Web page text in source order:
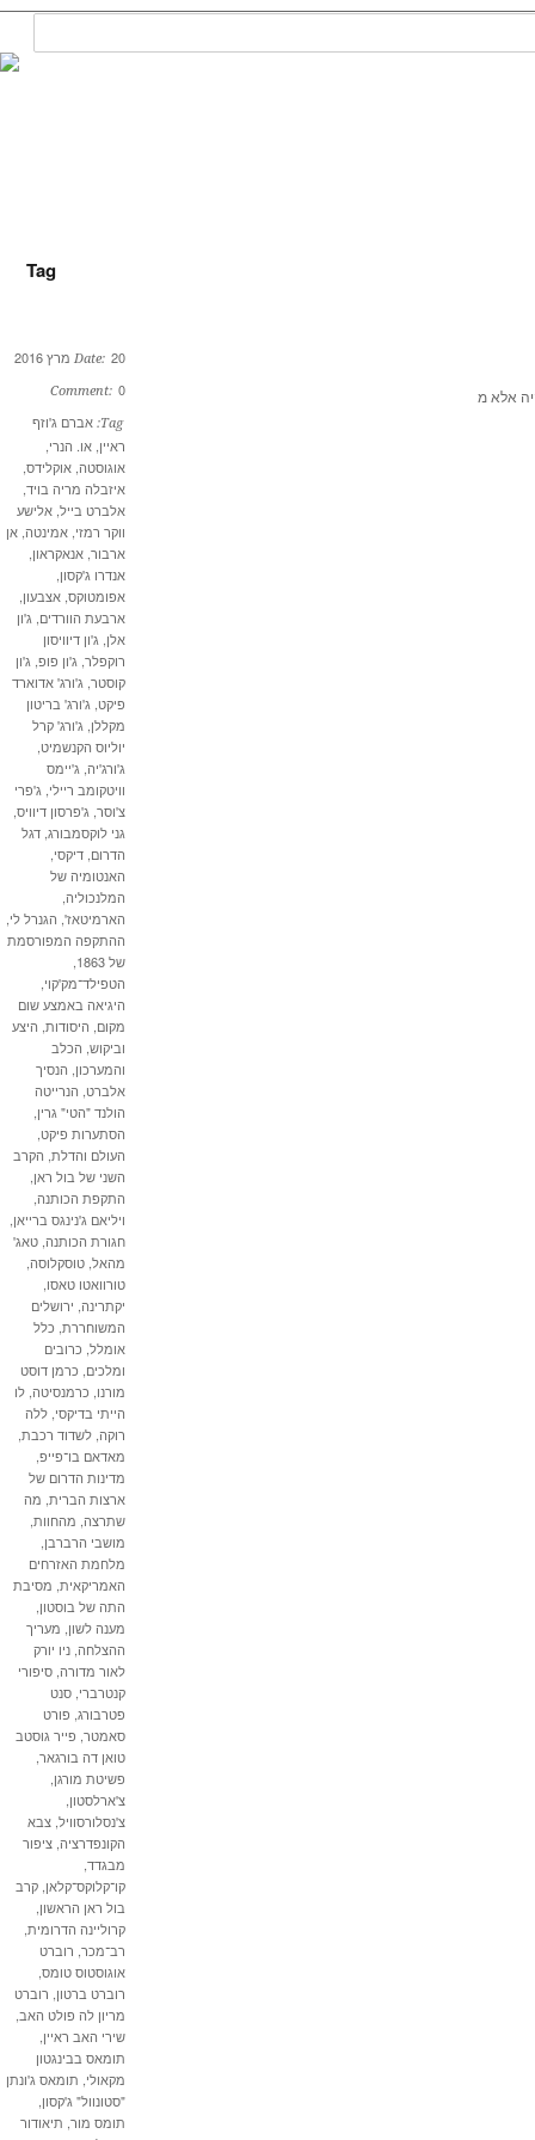
Tag
Date:
Comment:
אברם ג'וזף
ראיין,או. הנרי ,
אוגוסטה,אוקלידס,
איזבלה מריה בויד ,
אלברט בייל ,אלישע
ווקר רמזי ,אמינטה,אן
ארבור,אנאקראון,
אנדרו ג'קסון,
אפומטוקס,אצבעון,
ארבעת הוורדים,ג'ון
,ג'ון דיוויסון
רוקפלר,ג'ון פופ ,ג'ון
קוסטר,ג'ורג' אדוארד
פיקט,ג'ורג' בריטון
מקללן,ג'ורג' קרל
יוליוס הקנשמיט,
ג'ורג'יה,ג'יימס
וויטקומב ריילי ,ג'פרי
צ'וסר,ג'פרסון דיוויס,
גני לוקסמבורג,דגל
הדרום,דיקסי,
האנטומיה של
המלנכוליה,
הארמיטאז',הגנרל לי,
ההתקפה המפורסמת
,
הטפילד־מק'קוי,
היגיאה באמצע שום
מקום,היסודות,היצע
וביקוש,הכלב
והמערכון,הנסיך
אלברט,הנרייטה
הולנד "הטי" גרין
הסתערות פיקט,
העולם והדלת,הקרב
השני של בול ראן,
התקפת הכותנה,
ויליאם ג'נינגס ברייאן,
חגורת הכותנה,טאג'
מהאל,טוסקלוסה,
טורוואטו טאסו,
יקתרינה,ירושלים
המשוחררת,כלל
אומלל,כרובים
ומלכים,כרמן דוסט
מורנו,כרמנסיטה,לו
הייתי בדיקסי,ללה
רוקה,לשדוד רכבת,
מאדאם בו־פייפ,
מדינות הדרום של
ארצות הברית,מה
שתרצה,מהחוות,
מושבי הרברבן,
מלחמת האזרחים
האמריקאית,מסיבת
התה של בוסטון,
מענה לשון,מעריך
ההצלחה,ניו יורק
לאור מדורה,סיפורי
קנטרברי,סנט
פטרבורג,פורט
סאמטר,פייר גוסטב
טואן דה בורגאר,
פשיטת מורגן,
צ'ארלסטון,
צ'נסלורסוויל,צבא
הקונפדרציה,ציפור
מבגדד,
קו־קלוקס־קלאן,קרב
בול ראן הראשון,
קרוליינה הדרומית,
רב־מכר,רוברט
אוגוסטוס טומס,
רוברט ברטון,רוברט
מריון לה פולט האב ,
שירי האב ראיין,
תומאס בבינגטון
מקאולי,תומאס ג'ונתן
"סטונוול" ג'קסון,
תומס מור ,תיאודור